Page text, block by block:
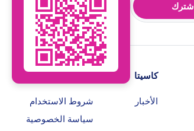
اشترك
كاسيتا
الأخبار
روابط هامة
شروط الاستخدام
سياسة الخصوصية